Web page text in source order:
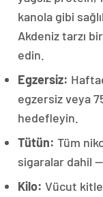
kanola gibi
Akdeniz tarzı
edin.
Egzersiz:
egzersiz veya
hedefleyin.
Tütün: Tüm
sigaralar dahil —
Kilo: Vücut kitle